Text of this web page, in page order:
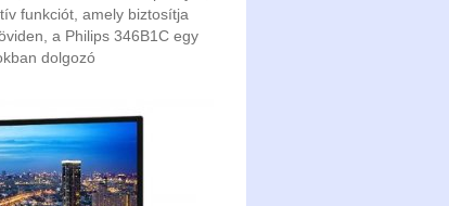
funkciót, amely biztosítja
a Philips 346B1C egy
dolgozó